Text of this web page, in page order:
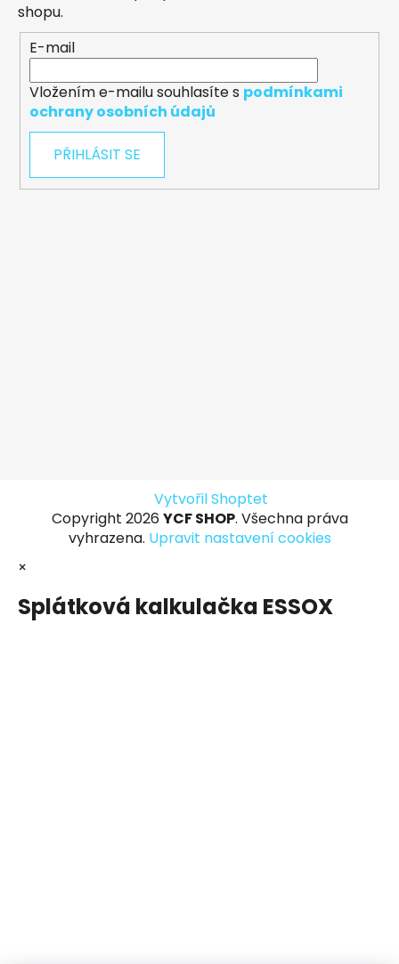
shopu.
E-mail
Vložením e-mailu souhlasíte s podmínkami
ochrany osobních údajů
PŘIHLÁSIT SE
Vytvořil Shoptet
Copyright 2026 YCF SHOP. Všechna práva
vyhrazena. Upravit nastavení cookies
×
Splátková kalkulačka ESSOX